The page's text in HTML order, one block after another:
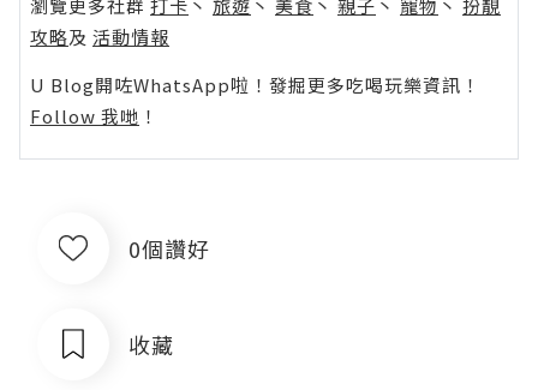
瀏覽更多社群 打卡 丶 旅遊 丶 美食 丶 親子 丶 寵物 丶 扮靚
攻略及 活動情報
U Blog開咗WhatsApp啦！發掘更多吃喝玩樂資訊！
Follow 我哋 ！
0個讚好
收藏